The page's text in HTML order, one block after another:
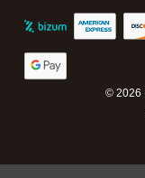
© 2026